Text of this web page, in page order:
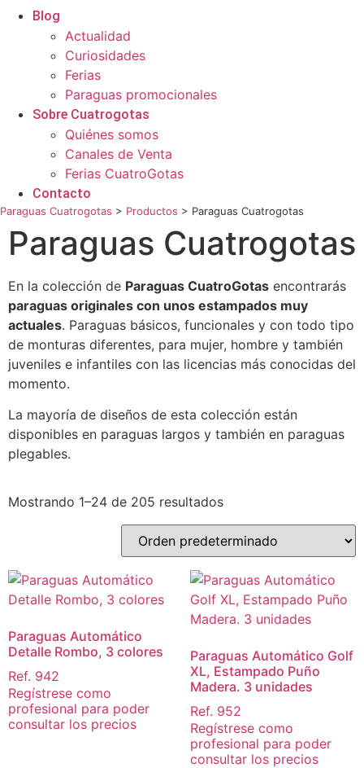
Blog
Actualidad
Curiosidades
Ferias
Paraguas promocionales
Sobre Cuatrogotas
Quiénes somos
Canales de Venta
Ferias CuatroGotas
Contacto
Paraguas Cuatrogotas > Productos > Paraguas Cuatrogotas
Paraguas Cuatrogotas
En la colección de Paraguas CuatroGotas encontrarás
paraguas originales con unos estampados muy
actuales. Paraguas básicos, funcionales y con todo tipo
de monturas diferentes, para mujer, hombre y también
juveniles e infantiles con las licencias más conocidas del
momento.
La mayoría de diseños de esta colección están
disponibles en paraguas largos y también en paraguas
plegables.
Mostrando 1–24 de 205 resultados
Paraguas Automático
Detalle Rombo, 3 colores
Ref. 942
Regístrese como
profesional para poder
consultar los precios
Paraguas Automático Golf
XL, Estampado Puño
Madera. 3 unidades
Ref. 952
Regístrese como
profesional para poder
consultar los precios